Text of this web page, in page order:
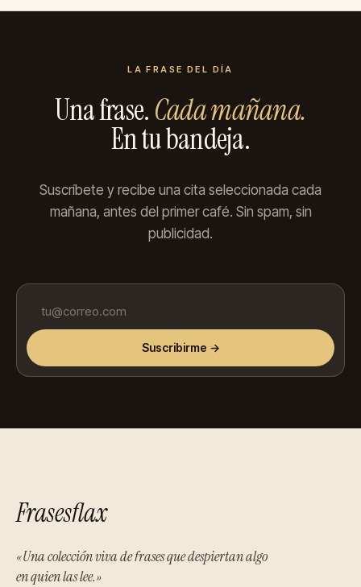
LA FRASE DEL DÍA
Una frase.Cada mañana.
En tu bandeja.
Suscríbete y recibe una cita seleccionada cada
mañana, antes del primer café. Sin spam, sin
publicidad.
Suscribirme →
Frasesflax
«Una colección viva de frases que despiertan algo
en quien las lee.»